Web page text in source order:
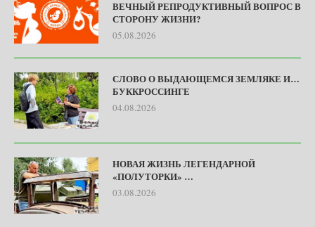
ВЕЧНЫЙ РЕПРОДУКТИВНЫЙ ВОПРОС В
СТОРОНУ ЖИЗНИ?
05.08.2026
СЛОВО О ВЫДАЮЩЕМСЯ ЗЕМЛЯКЕ И…
БУККРОССИНГЕ
04.08.2026
НОВАЯ ЖИЗНЬ ЛЕГЕНДАРНОЙ
«ПОЛУТОРКИ» …
03.08.2026